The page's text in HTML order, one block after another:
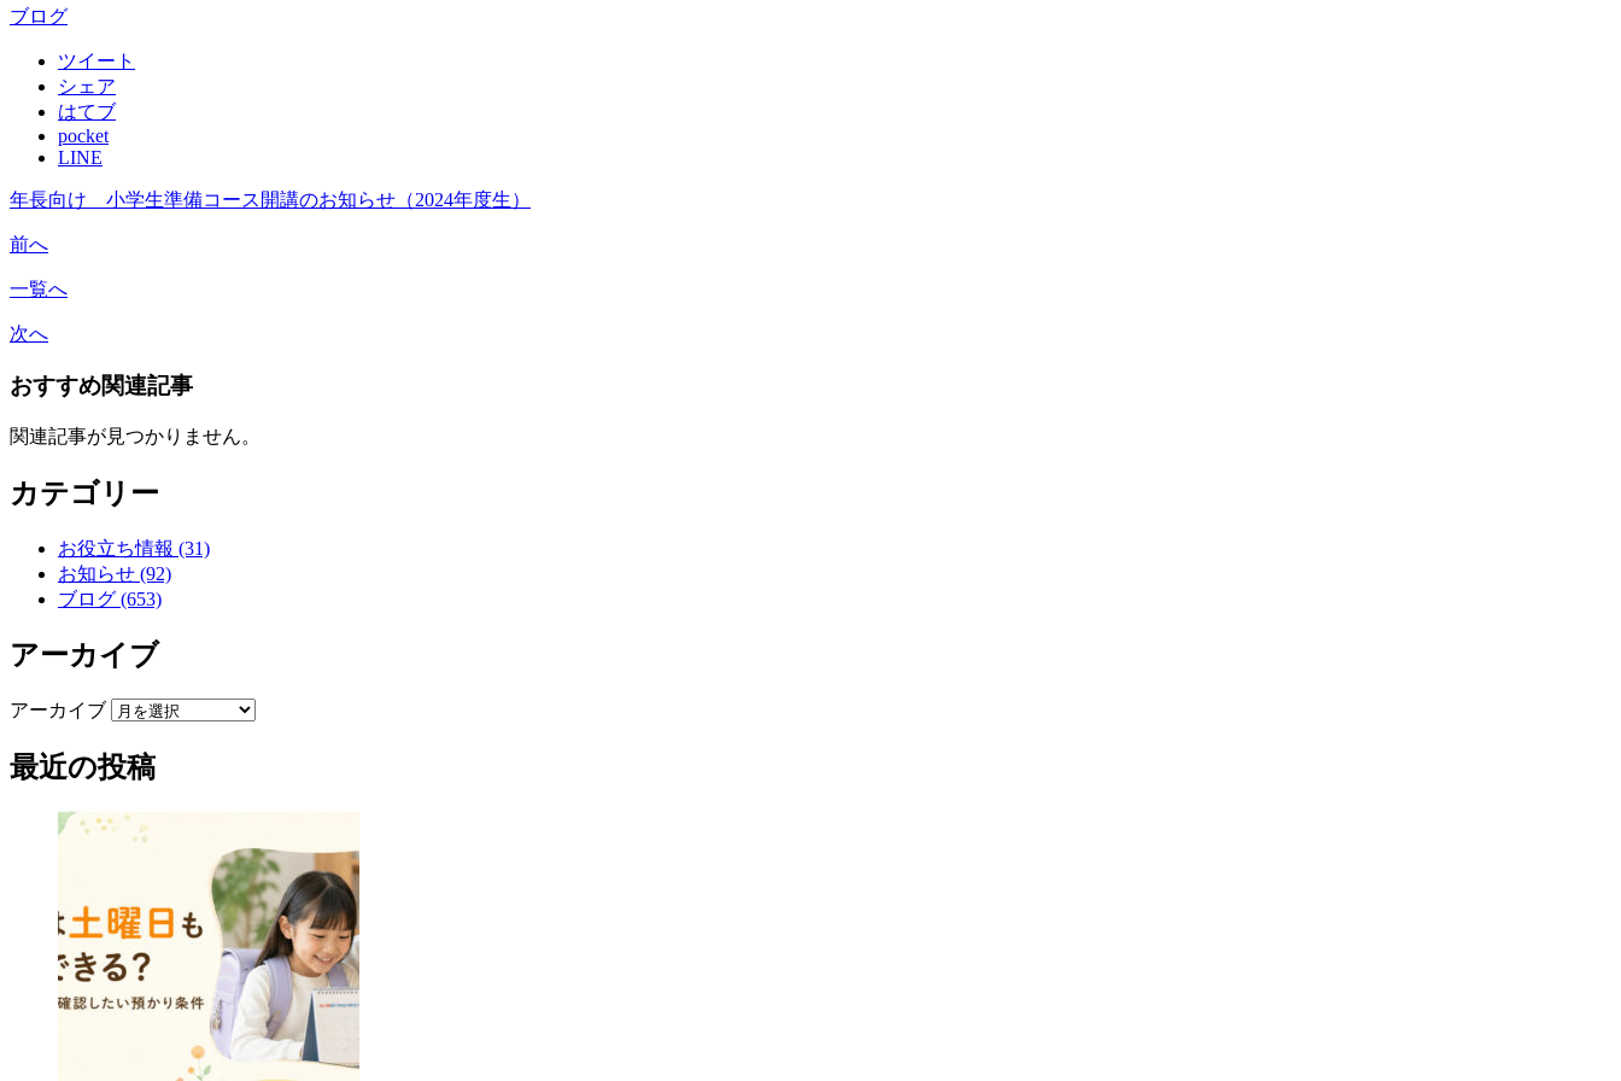
ブログ
ツイート
シェア
はてブ
pocket
LINE
年長向け 小学生準備コース開講のお知らせ（2024年度生）
前へ
一覧へ
次へ
おすすめ関連記事
関連記事が見つかりません。
カテゴリー
お役立ち情報 (31)
お知らせ (92)
ブログ (653)
アーカイブ
アーカイブ
最近の投稿